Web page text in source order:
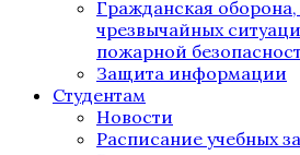
Гражданская
чрезвычайных
пожарной
Защита информации
Студентам
Новости
Расписание учебных